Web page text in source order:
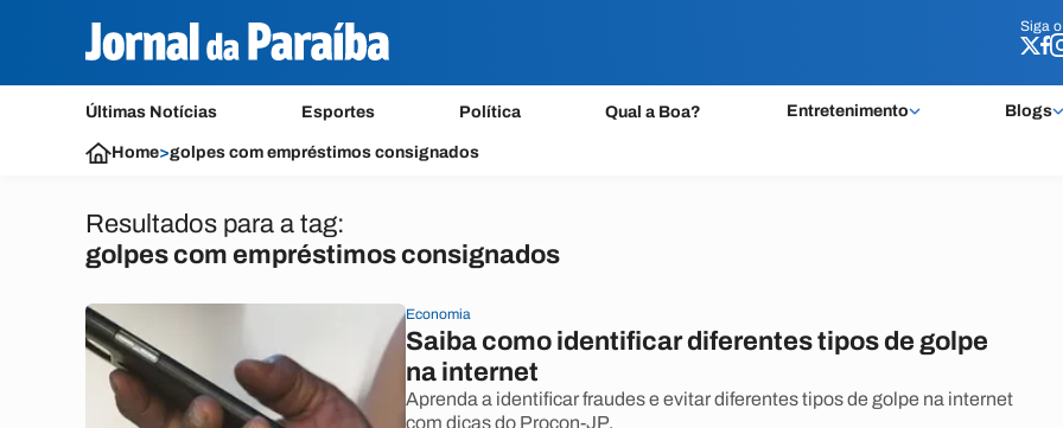
Siga o
Últimas Notícias Esportes Política Qual a Boa? Entretenimento Blogs
Siga o
Home>golpes com empréstimos consignados
Resultados para a tag:
golpes com empréstimos consignados
Economia
Saiba como identificar diferentes tipos de golpe
na internet
Aprenda a identificar fraudes e evitar diferentes tipos de golpe na internet
com dicas do Procon-JP.